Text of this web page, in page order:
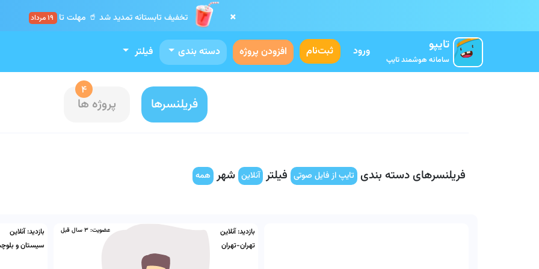
تخفیف تابستانه تمدید شد 🥤 مهلت تا ×
تایپو
سامانه هوشمند تایپ
ورود ثبت‌نام افزودن پروژه دسته بندی فیلتر
فریلنسرها
4
پروژه ها
فریلنسرهای دسته بندی تایپ از فایل صوتی فیلتر آنلاین شهر همه
بازدید:آنلاین
تهران-تهران
عضویت: 3 سال قبل بازدید:آنلاین
سیستان و